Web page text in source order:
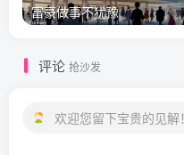
富豪做事不犹豫
评论 抢沙发
欢迎您留下宝贵的见解！